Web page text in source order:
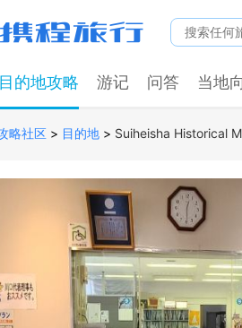
目的地攻略 游记 问答 当地
略社区 > 目的地 > Suiheisha Historical